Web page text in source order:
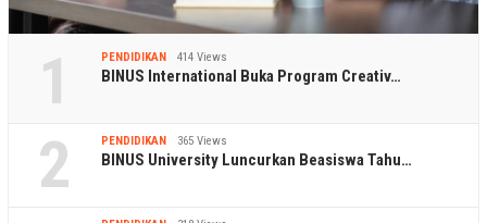
1 PENDIDIKAN 414 Views
BINUS International Buka Program Creativ…
2 PENDIDIKAN 365 Views
BINUS University Luncurkan Beasiswa Tahu…